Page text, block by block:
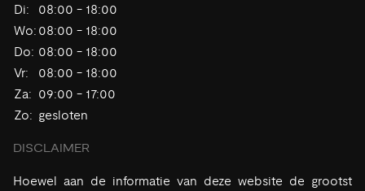
Di:
08:00 - 18:00
Wo: 08:00 - 18:00
Do: 08:00 - 18:00
Vr:
08:00 - 18:00
Za: 09:00 - 17:00
Zo: gesloten
DISCLAIMER
Hoewel aan de informatie van deze website de grootst